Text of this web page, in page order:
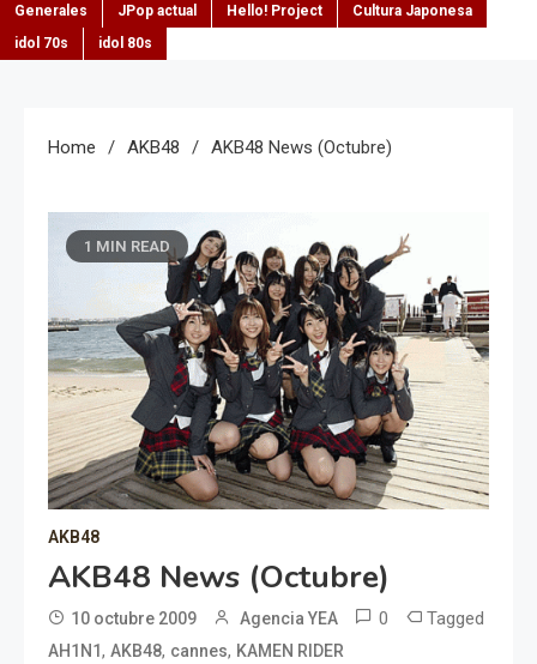
Generales
JPop actual Hello! Project
Cultura Japonesa
idol 70s
idol 80s
Home AKB48 AKB48 News (Octubre)
1 MIN READ
AKB48
AKB48 News (Octubre)
10 octubre 2009 Agencia YEA 0 Tagged
AH1N1, AKB48, cannes, KAMEN RIDER